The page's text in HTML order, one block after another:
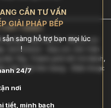
CẦN TƯ VẤN
GIẢI PHÁP BẾP
sàng hỗ trợ bạn mọi lúc
!
24/7
nơi
tiết, minh bạch
HANDI
Nội Thất Hân Di - Mã số chi
24/11/2022 - Địa chỉ: 314 Trần
Mỹ Tây, Thành phố Hồ Chí Minh,
luật: Ngô Kim Sang - Điện thoại: